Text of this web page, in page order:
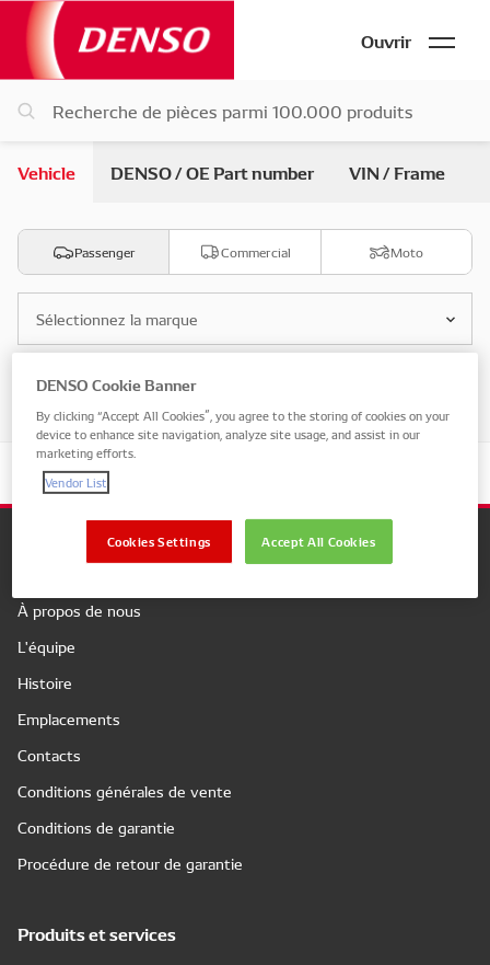
Ouvrir
Vehicle DENSO / OE Part number VIN / Frame
Passenger Commercial Moto
Sélectionnez la marque
Sélectionnez le modèle
Company
À propos de nous
L'équipe
Histoire
Emplacements
Contacts
Conditions générales de vente
Conditions de garantie
Procédure de retour de garantie
Produits et services
DENSO Cookie Banner
By clicking “Accept All Cookies”, you agree to the storing of cookies on your
device to enhance site navigation, analyze site usage, and assist in our
marketing efforts.
Vendor List
Accept All Cookies
Cookies Settings